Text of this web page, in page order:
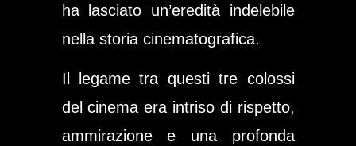
ha lasciato un’eredità indelebile
nella storia cinematografica.
Il legame tra questi tre colossi
del cinema era intriso di rispetto,
ammirazione e una profonda